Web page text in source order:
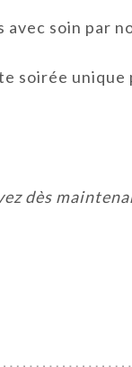
avec soin par
soirée unique
dès